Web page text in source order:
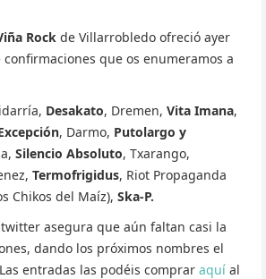
Rock de Villarrobledo ofreció ayer
que os enumeramos a
Desakato, Dremen, Vita Imana,
, Darmo, Putolargo y
Silencio Absoluto, Txarango,
Termofrigidus, Riot Propaganda
Chikos del Maíz), Ska-P.
asegura que aún faltan casi la
dando los próximos nombres el
entradas las podéis comprar aquí al